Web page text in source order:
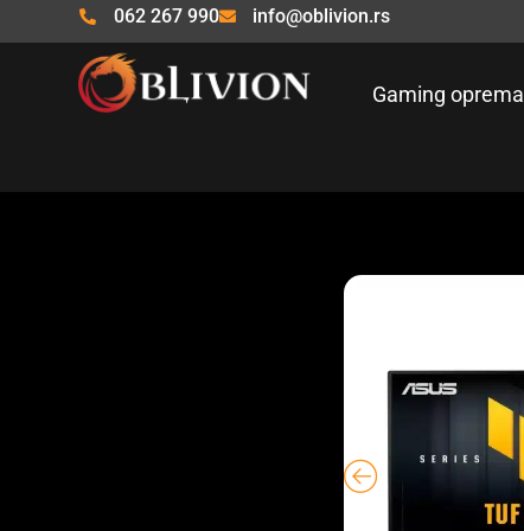
na
062 267 990 info@oblivion.rs
Gaming oprema